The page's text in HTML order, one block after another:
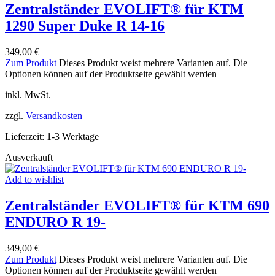
Zentralständer EVOLIFT® für KTM
1290 Super Duke R 14-16
349,00 €
Zum Produkt Dieses Produkt weist mehrere Varianten auf. Die
Optionen können auf der Produktseite gewählt werden
inkl. MwSt.
zzgl. Versandkosten
Lieferzeit: 1-3 Werktage
Ausverkauft
Add to wishlist
Zentralständer EVOLIFT® für KTM 690
ENDURO R 19-
349,00 €
Zum Produkt Dieses Produkt weist mehrere Varianten auf. Die
Optionen können auf der Produktseite gewählt werden